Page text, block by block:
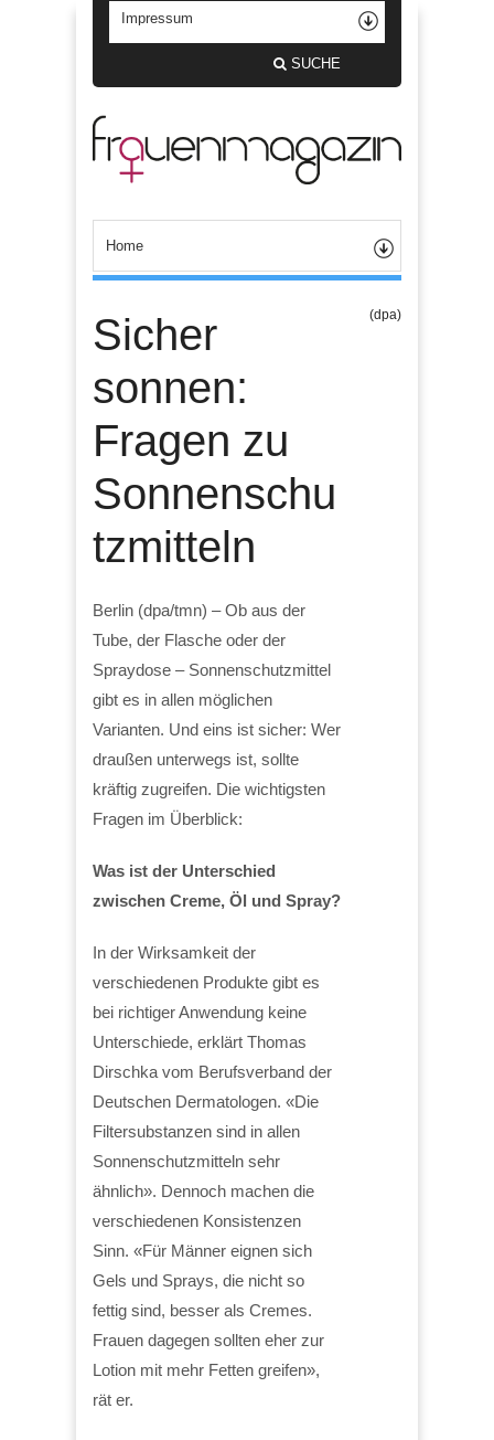
SUCHE
Sicher
sonnen:
Fragen zu
Sonnenschu
tzmitteln
(dpa)
Berlin (dpa/tmn) – Ob aus der
Tube, der Flasche oder der
Spraydose – Sonnenschutzmittel
gibt es in allen möglichen
Varianten. Und eins ist sicher: Wer
draußen unterwegs ist, sollte
kräftig zugreifen. Die wichtigsten
Fragen im Überblick:
Was ist der Unterschied
zwischen Creme, Öl und Spray?
In der Wirksamkeit der
verschiedenen Produkte gibt es
bei richtiger Anwendung keine
Unterschiede, erklärt Thomas
Dirschka vom Berufsverband der
Deutschen Dermatologen. «Die
Filtersubstanzen sind in allen
Sonnenschutzmitteln sehr
ähnlich». Dennoch machen die
verschiedenen Konsistenzen
Sinn. «Für Männer eignen sich
Gels und Sprays, die nicht so
fettig sind, besser als Cremes.
Frauen dagegen sollten eher zur
Lotion mit mehr Fetten greifen»,
rät er.